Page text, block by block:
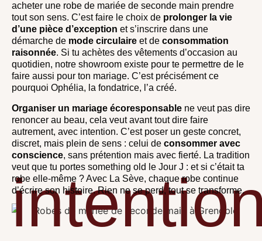
acheter une robe de mariée de seconde main prendre
tout son sens. C’est faire le choix de prolonger la vie
d’une pièce d’exception et s’inscrire dans une
démarche de mode circulaire et de consommation
raisonnée. Si tu achètes des vêtements d’occasion au
quotidien, notre showroom existe pour te permettre de le
faire aussi pour ton mariage. C’est précisément ce
pourquoi Ophélia, la fondatrice, l’a créé.
Organiser un mariage écoresponsable ne veut pas dire
renoncer au beau, cela veut avant tout dire faire
autrement, avec intention. C’est poser un geste concret,
discret, mais plein de sens : celui de consommer avec
conscience, sans prétention mais avec fierté. La tradition
veut que tu portes something old le Jour J : et si c’était ta
robe elle-même ? Avec La Sève, chaque robe continue
d’écrire son histoire. Rien ne se perd, tout se transforme.